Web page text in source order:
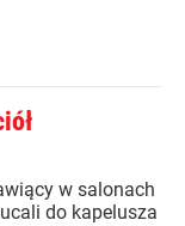
w salonach
do kapelusza